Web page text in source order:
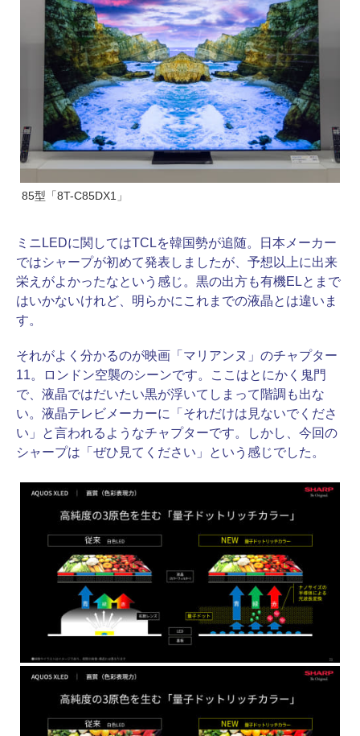
85型「8T-C85DX1」
ミニLEDに関してはTCLを韓国勢が追随。日本メーカー
ではシャープが初めて発表しましたが、予想以上に出来
栄えがよかったなという感じ。黒の出方も有機ELとまで
はいかないけれど、明らかにこれまでの液晶とは違いま
す。
それがよく分かるのが映画「マリアンヌ」のチャプター
11。ロンドン空襲のシーンです。ここはとにかく鬼門
で、液晶ではだいたい黒が浮いてしまって階調も出な
い。液晶テレビメーカーに「それだけは見ないでくださ
い」と言われるようなチャプターです。しかし、今回の
シャープは「ぜひ見てください」という感じでした。